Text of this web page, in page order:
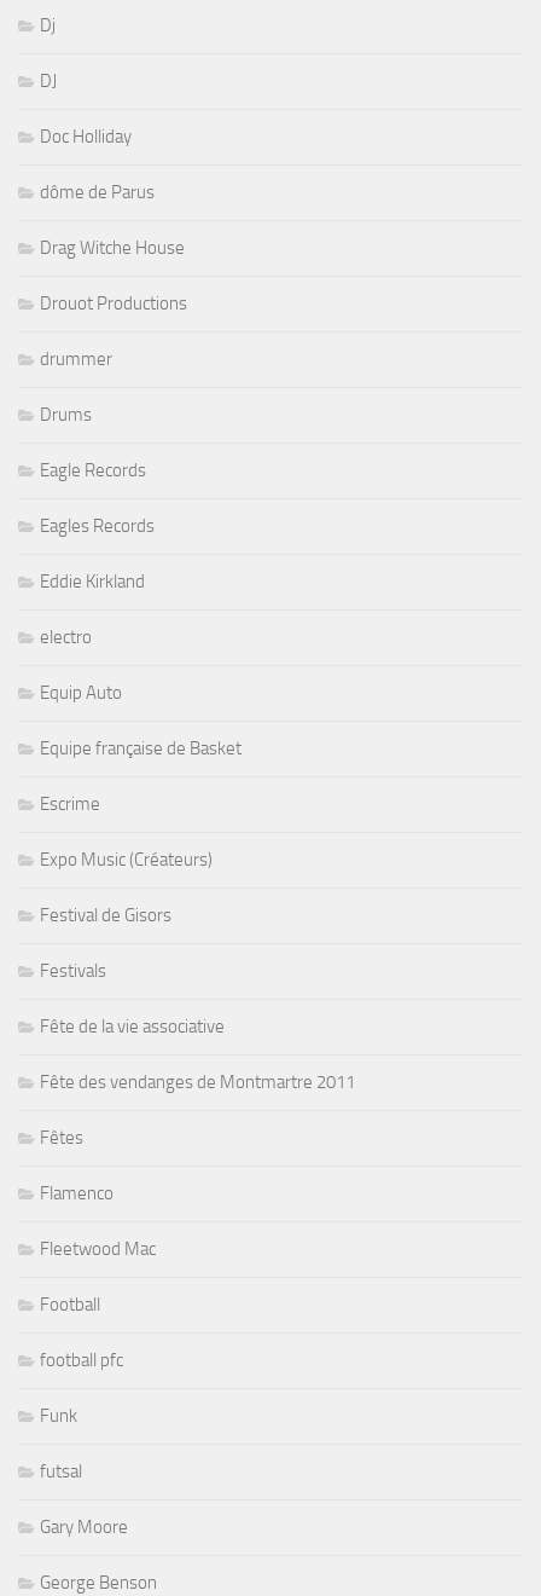
Dj
DJ
Doc Holliday
dôme de Parus
Drag Witche House
Drouot Productions
drummer
Drums
Eagle Records
Eagles Records
Eddie Kirkland
electro
Equip Auto
Equipe française de Basket
Escrime
Expo Music (Créateurs)
Festival de Gisors
Festivals
Fête de la vie associative
Fête des vendanges de Montmartre 2011
Fêtes
Flamenco
Fleetwood Mac
Football
football pfc
Funk
futsal
Gary Moore
George Benson